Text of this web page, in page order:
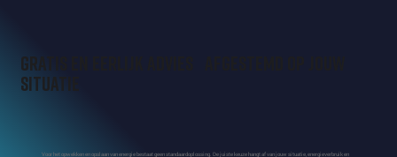
Voor het opwekken en opslaan van energie bestaat geen standaardoplossing. De juiste keuze hangt af van jouw situatie, energieverbruik en
Gratis en eerlijk advies afgestemd op jouw
situatie